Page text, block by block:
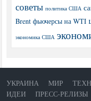
советы политика США
Brent фьючерсы на WTI
экономика США
УКРАИНА МИР
ИДЕИ
ПРЕСС-РЕЛИЗЫ